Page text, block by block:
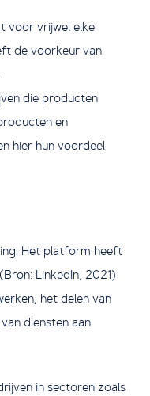
voor vrijwel elke
de voorkeur van
die producten
en
hier hun voordeel
Het platform heeft
LinkedIn, 2021)
het delen van
diensten aan
in sectoren zoals